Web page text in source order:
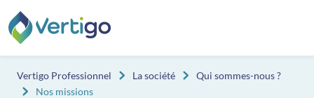
Aller au contenu
Vertigo Professionnel La société
Qui sommes-nous ?
Nos missions